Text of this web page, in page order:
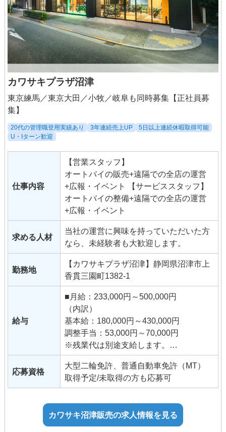
カワサキプラザ沼津
東京練馬／東京大田／小牧／岐阜も同時募集【正社員募
集】
20代の管理職登用実績あり 3年連続売上UP
5日以上連続休暇取得可能
U・Iターン歓迎
仕事内容
【営業スタッフ】
オートバイの販売+遠隔での全店の運営
+広報・イベント 【サービススタッフ】
オートバイの整備+遠隔での全店の運営
+広報・イベント
求める人材
当社の運営に興味を持っていただいた方
なら、未経験者も大歓迎します。
勤務地
【カワサキプラザ沼津】静岡県沼津市上
香貫三園町1382-1
給与
■月給：233,000円～500,000円
（内訳）
基本給：180,000円～430,000円
調整手当：53,000円～70,000円
※残業代は別途支給します。
※経験や能力、前職の給与を考慮の上、
当社規定により優遇いたします。他手当
数種類。
賞与年2回
昇給有り
交通費支給
応募資格
大型二輪免許、普通自動車免許（MT）
取得予定/未取得の方も応募可
カワサキ沼津販売の求人情報を見る